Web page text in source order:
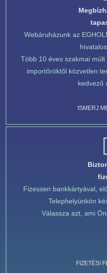
Webáruházunk az
Több 10 éves szakmai
importőröktől közvetlen
kedvező
ISMERJ
Fizessen bankkártyával,
Telephelyünkön
Válassza azt, ami
FIZETÉSI